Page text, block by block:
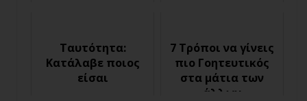
Ταυτότητα:
Κατάλαβε ποιος
είσαι
7 Τρόποι να γίνεις
πιο Γοητευτικός
στα μάτια των
άλλων